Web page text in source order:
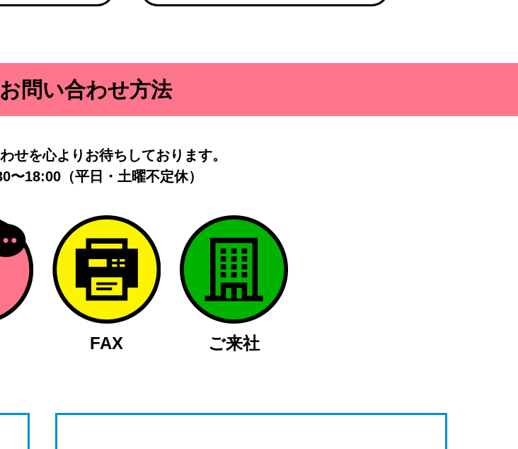
問い合わせ方法
せを心よりお待ちしております。
〜18:00（平日・土曜不定休）
FAX ご来社